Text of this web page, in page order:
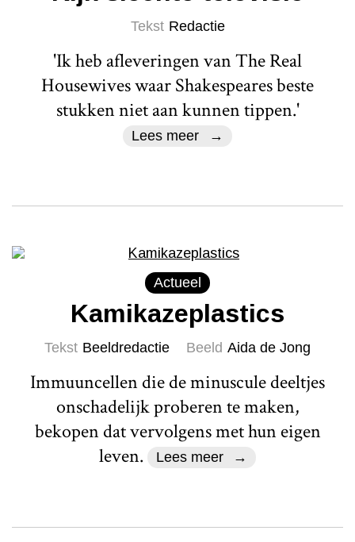
Tekst Redactie
'Ik heb afleveringen van The Real
Housewives waar Shakespeares beste
stukken niet aan kunnen tippen.'
Lees meer
Actueel
Kamikazeplastics
Tekst Beeldredactie Beeld Aida de Jong
Immuuncellen die de minuscule deeltjes
onschadelijk proberen te maken,
bekopen dat vervolgens met hun eigen
leven.
Lees meer